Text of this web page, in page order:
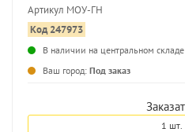
Артикул МОУ-ГН
Код 247973
В наличии на центральном
Ваш город: Под заказ
1 шт.